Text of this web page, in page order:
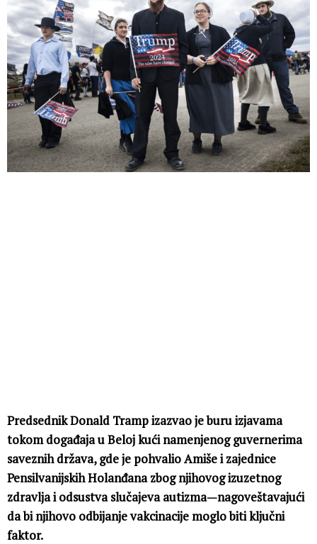
Predsednik Donald Tramp izazvao je buru izjavama
tokom događaja u Beloj kući namenjenog guvernerima
saveznih država, gde je pohvalio Amiše i zajednice
Pensilvanijskih Holanđana zbog njihovog izuzetnog
zdravlja i odsustva slučajeva autizma—nagoveštavajući
da bi njihovo odbijanje vakcinacije moglo biti ključni
faktor.